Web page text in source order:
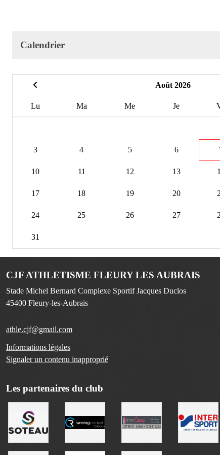
Calendrier
Août 2026
Lu Ma Me Je
3 4 5 6
10 11 12 13
17 18 19 20
24 25 26 27
31
CJF ATHLETISME FLEURY LES AUBRAIS
Stade Michel Bernard Complexe Sportif Jacques Duclos
45400 Fleury-les-Aubrais
athle.cjf@gmail.com
Informations légales
Signaler un contenu inapproprié
Les partenaires du club